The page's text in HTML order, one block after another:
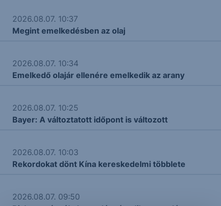
2026.08.07. 10:37
Megint emelkedésben az olaj
2026.08.07. 10:34
Emelkedő olajár ellenére emelkedik az arany
2026.08.07. 10:25
Bayer: A változtatott időpont is változott
2026.08.07. 10:03
Rekordokat dönt Kína kereskedelmi többlete
2026.08.07. 09:50